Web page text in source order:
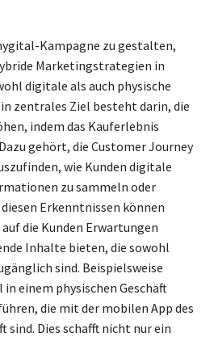
Kampagne zu gestalten,
Marketingstrategien in
digitale als auch physische
zentrales Ziel besteht darin, die
indem das Kauferlebnis
gehört, die Customer Journey
wie Kunden digitale
zu sammeln oder
Erkenntnissen können
die Kunden Erwartungen
Inhalte bieten, die sowohl
sind. Beispielsweise
einem physischen Geschäft
die mit der mobilen App des
sind. Dies schafft nicht nur ein